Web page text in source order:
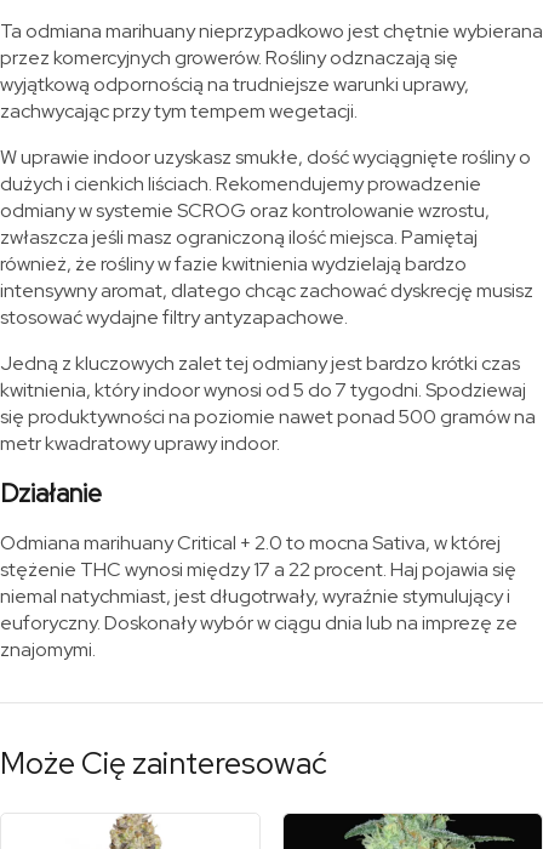
Ta odmiana marihuany nieprzypadkowo jest chętnie wybierana
przez komercyjnych growerów. Rośliny odznaczają się
wyjątkową odpornością na trudniejsze warunki uprawy,
zachwycając przy tym tempem wegetacji.
W uprawie indoor uzyskasz smukłe, dość wyciągnięte rośliny o
dużych i cienkich liściach. Rekomendujemy prowadzenie
odmiany w systemie SCROG oraz kontrolowanie wzrostu,
zwłaszcza jeśli masz ograniczoną ilość miejsca. Pamiętaj
również, że rośliny w fazie kwitnienia wydzielają bardzo
intensywny aromat, dlatego chcąc zachować dyskrecję musisz
stosować wydajne filtry antyzapachowe.
Jedną z kluczowych zalet tej odmiany jest bardzo krótki czas
kwitnienia, który indoor wynosi od 5 do 7 tygodni. Spodziewaj
się produktywności na poziomie nawet ponad 500 gramów na
metr kwadratowy uprawy indoor.
Działanie
Odmiana marihuany Critical + 2.0 to mocna Sativa, w której
stężenie THC wynosi między 17 a 22 procent. Haj pojawia się
niemal natychmiast, jest długotrwały, wyraźnie stymulujący i
euforyczny. Doskonały wybór w ciągu dnia lub na imprezę ze
znajomymi.
Może Cię zainteresować